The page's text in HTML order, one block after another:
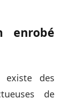
enrobé
des
de